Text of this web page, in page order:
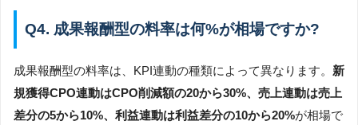
Q4. 成果報酬型の料率は何%が相場ですか?
成果報酬型の料率は、KPI連動の種類によって異なります。 新
規獲得CPO連動はCPO削減額の20から30%、売上連動は売上
差分の5から10%、利益連動は利益差分の10から20%が相場で